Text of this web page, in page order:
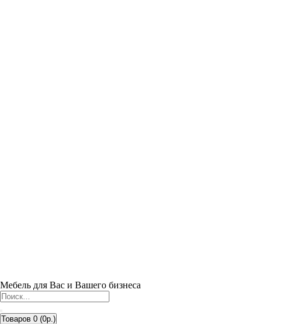
Мебель для Вас и Вашего бизнеса
Товаров 0 (0р.)